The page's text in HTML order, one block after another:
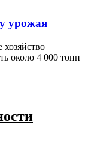
урожая
хозяйство
около 4 000 тонн